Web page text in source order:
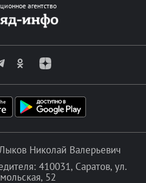
агентство
Николай Валерьевич
410031, Саратов, ул.
52